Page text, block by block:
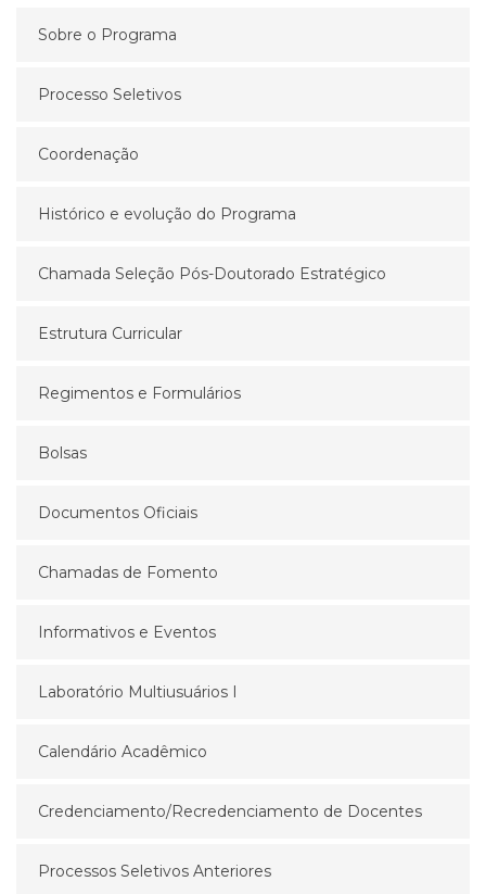
Sobre o Programa
Processo Seletivos
Coordenação
Histórico e evolução do Programa
Chamada Seleção Pós-Doutorado Estratégico
Estrutura Curricular
Regimentos e Formulários
Bolsas
Documentos Oficiais
Chamadas de Fomento
Informativos e Eventos
Laboratório Multiusuários I
Calendário Acadêmico
Credenciamento/Recredenciamento de Docentes
Processos Seletivos Anteriores